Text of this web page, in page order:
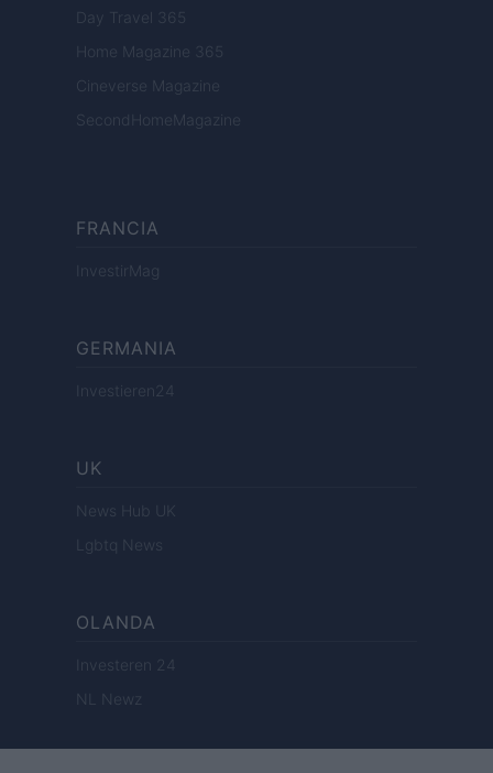
Day Travel 365
Home Magazine 365
Cineverse Magazine
SecondHomeMagazine
FRANCIA
InvestirMag
GERMANIA
Investieren24
UK
News Hub UK
Lgbtq News
OLANDA
Investeren 24
NL Newz